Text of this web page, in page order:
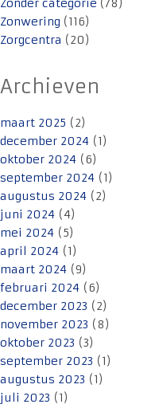
Zonder categorie (78)
Zonwering (116)
Zorgcentra (20)
Archieven
maart 2025 (2)
december 2024 (1)
oktober 2024 (6)
september 2024 (1)
augustus 2024 (2)
juni 2024 (4)
mei 2024 (5)
april 2024 (1)
maart 2024 (9)
februari 2024 (6)
december 2023 (2)
november 2023 (8)
oktober 2023 (3)
september 2023 (1)
augustus 2023 (1)
juli 2023 (1)